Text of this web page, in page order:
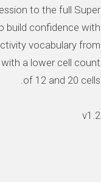
to the full Super
build confidence with
vocabulary from
a lower cell count
v1.2